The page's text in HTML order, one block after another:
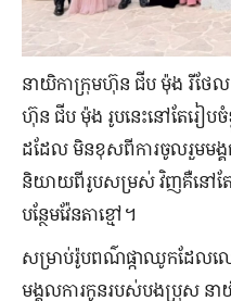
នាយិកា​ក្រុមហ៊ុន ជីប ម៉ុង រីថែ
ហ៊ុន ជីប ម៉ុង រូបនេះ​នៅតែ​រៀប
ដដែល មិន​ខុស​ពី​ការ​ចូលរួម​មង្
និយាយ​ពី​រូប​សម្រស់ វិញ​គឺ​នៅ
បន្ថែម​វ៉ែនតា​ខ្មៅ។
សម្រាប់​រ៉ូប​ពណ៌​ផ្កាឈូក​ដែល​
មង្គលការ​កូន​របស់​បងប្រុស ន